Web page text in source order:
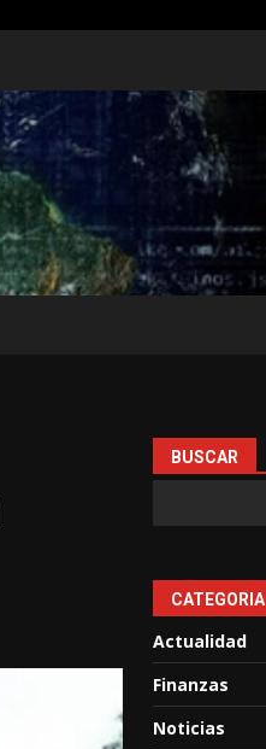
BUSCAR
CATEGORIA
Actualidad
Finanzas
Noticias